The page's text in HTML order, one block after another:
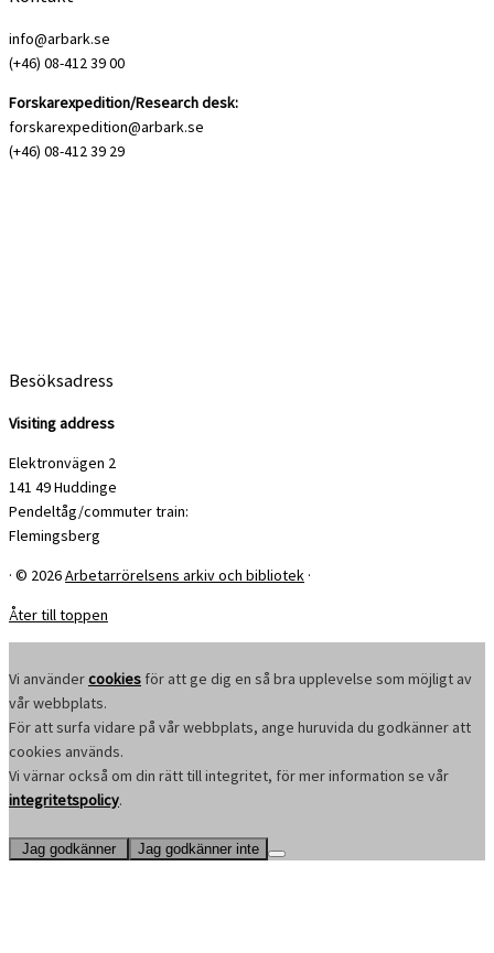
info@arbark.se
(+46) 08-412 39 00
Forskarexpedition/Research desk:
forskarexpedition@arbark.se
(+46) 08-412 39 29
Besöksadress
Visiting address
Elektronvägen 2
141 49 Huddinge
Pendeltåg/commuter train:
Flemingsberg
· © 2026Arbetarrörelsens arkiv och bibliotek ·
Åter till toppen
Vi användercookies för att ge dig en så bra upplevelse som möjligt av
vår webbplats.
För att surfa vidare på vår webbplats, ange huruvida du godkänner att
cookies används.
Vi värnar också om din rätt till integritet, för mer information se vår
integritetspolicy.
Jag godkänner Jag godkänner inte